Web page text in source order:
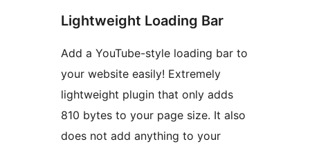
Lightweight Loading Bar
Add a YouTube-style loading bar to
your website easily! Extremely
lightweight plugin that only adds
810 bytes to your page size. It also
does not add anything to your